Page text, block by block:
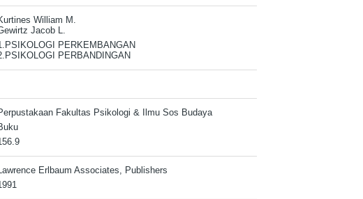
William M.
Jacob L.
PERKEMBANGAN
PERBANDINGAN
Fakultas Psikologi & Ilmu Sos Budaya
Erlbaum Associates, Publishers